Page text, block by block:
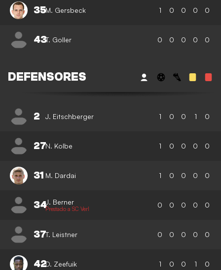
35M. Gersbeck 1 0 0 0 0
43T. Goller 0 0 0 0 0
DEFENSORES
2 J. Eitschberger 1 0 0 1 0
27N. Kolbe 1 0 0 0 0
31 M. Dardai 1 0 0 0 0
34J. Berner
Prestado a SC Verl 0 0 0 0 0
37T. Leistner 0 0 0 0 0
42D. Zeefuik 1 0 0 1 0